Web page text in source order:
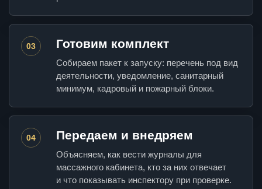
03 Готовим комплект
Собираем пакет к запуску: перечень под вид
деятельности, уведомление, санитарный
минимум, кадровый и пожарный блоки.
04 Передаем и внедряем
Объясняем, как вести журналы для
массажного кабинета, кто за них отвечает
и что показывать инспектору при проверке.